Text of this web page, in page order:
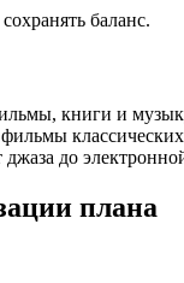
баланс.
книги и
до
плана